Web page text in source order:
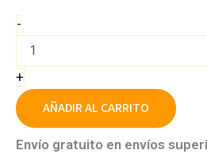
-
+
AÑADIR AL CARRITO
Envío gratuito en envíos